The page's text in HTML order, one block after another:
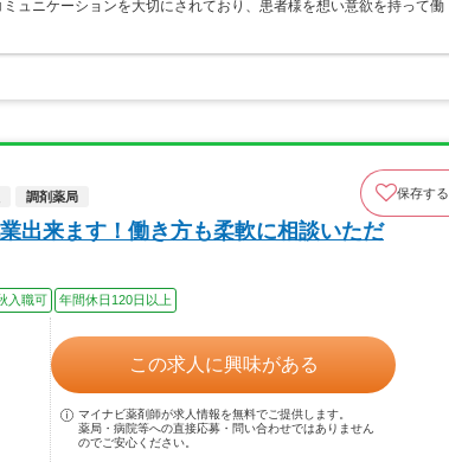
ュニケーションを大切にされており、患者様を想い意欲を持って働
調剤薬局 保存する
出来ます！働き方も柔軟に相談いただ
入職可 年間休日120日以上
この求人に興味がある
マイナビ薬剤師が求人情報を無料でご提供します。
薬局・病院等への直接応募・問い合わせではありません
のでご安心ください。